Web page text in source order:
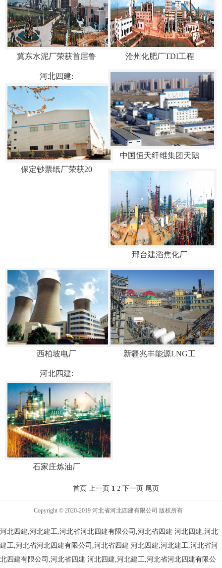
冀东水泥厂荣获首届鲁 沧州化肥厂TDI工程
河北四建:
保定钞票纸厂荣获20
中国恒天纤维集团天鹅
邢台建滔焦化厂
西柏坡电厂 新疆兆丰能源LNG工
河北四建:
石家庄炼油厂
首页 上一页 1 2 下一页 尾页
Copyright © 2020-2019 河北省河北四建有限公司 版权所有
河北四建,河北建工,河北省河北四建有限公司,河北省四建 河北四建,河北
建工,河北省河北四建有限公司,河北省四建 河北四建,河北建工,河北省河
北四建有限公司,河北省四建 河北四建,河北建工,河北省河北四建有限公